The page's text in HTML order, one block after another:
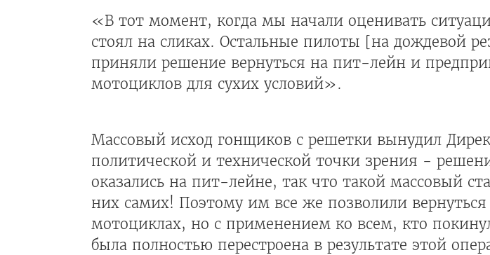
«В тот момент, когда мы начали оценивать
стоял на сликах. Остальные пилоты [на дождевой
приняли решение вернуться на пит-лейн и
мотоциклов для сухих условий».
Массовый исход гонщиков с решетки вынудил
политической и технической точки зрения -
оказались на пит-лейне, так что такой массовый
них самих! Поэтому им все же позволили
мотоциклах, но с применением ко всем, кто
была полностью перестроена в результате этой